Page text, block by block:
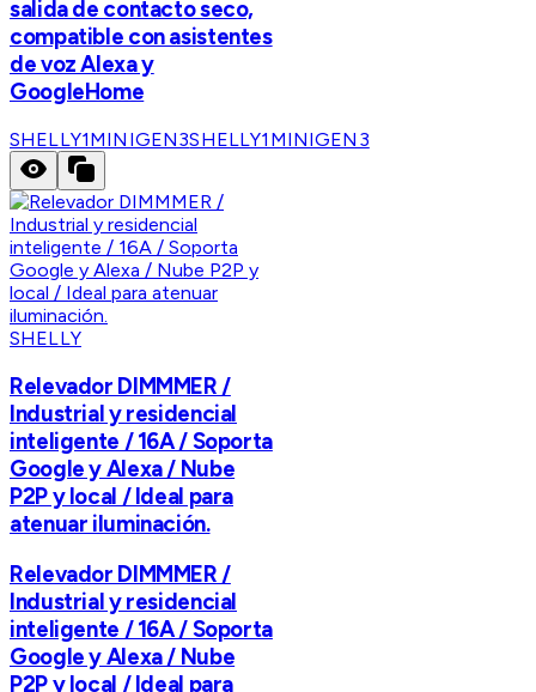
salida de contacto seco,
compatible con asistentes
de voz Alexa y
GoogleHome
SHELLY1MINIGEN3SHELLY1MINIGEN3
SHELLY
Relevador DIMMMER /
Industrial y residencial
inteligente / 16A / Soporta
Google y Alexa / Nube
P2P y local / Ideal para
atenuar iluminación.
Relevador DIMMMER /
Industrial y residencial
inteligente / 16A / Soporta
Google y Alexa / Nube
P2P y local / Ideal para